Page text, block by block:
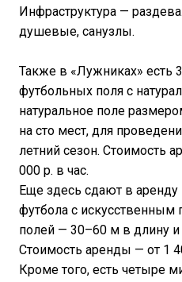
Инфраструктура —
душевые, санузлы.
Также в «Лужниках» есть
футбольных поля с
натуральное поле
на сто мест, для
летний сезон. Стоимость
000 р. в час.
Еще здесь сдают в
футбола с
полей — 30–60 м в длину
Стоимость аренды — от 1
Кроме того, есть четыре